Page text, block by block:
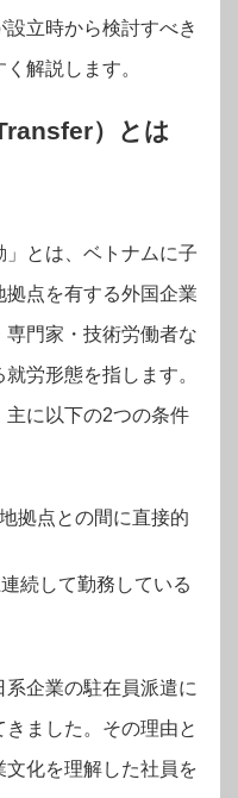
立時から検討すべき
解説します。
）とは
とは、ベトナムに子
点を有する外国企業
専門家・技術労働者な
労形態を指します。
に以下の2つの条件
拠点との間に直接的
続して勤務している
企業の駐在員派遣に
ました。その理由と
文化を理解した社員を